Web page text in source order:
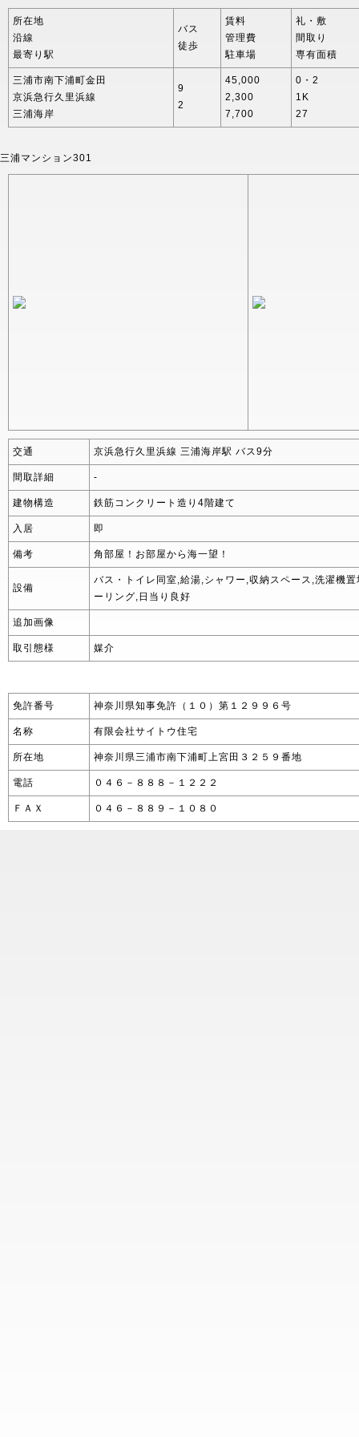
所在地
沿線
最寄り駅
バス
徒歩
賃料
管理費
駐車場
礼・敷
間取り
専有面積
三浦市南下浦町金田
京浜急行久里浜線
三浦海岸
9
2
45,000
2,300
7,700
0・2
1K
27
三浦マンション301
交通 京浜急行久里浜線 三浦海岸駅 バス9分
間取詳細 -
建物構造 鉄筋コンクリート造り4階建て
入居 即
備考 角部屋！お部屋から海一望！
設備
バス・トイレ同室,給湯,シャワー,収納スペース,洗濯機
ーリング,日当り良好
追加画像
取引態様 媒介
免許番号 神奈川県知事免許（１０）第１２９９６号
名称 有限会社サイトウ住宅
所在地 神奈川県三浦市南下浦町上宮田３２５９番地
電話 ０４６－８８８－１２２２
ＦＡＸ ０４６－８８９－１０８０